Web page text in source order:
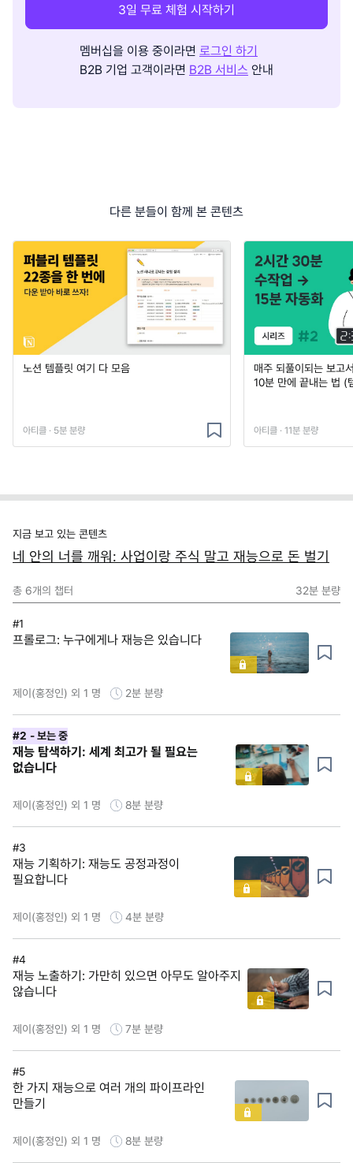
3일 무료 체험 시작하기
멤버십을 이용 중이라면 로그인 하기
B2B 기업 고객이라면 B2B 서비스 안내
다른 분들이 함께 본 콘텐츠
노션 템플릿 여기 다 모음
아티클 · 5분 분량
매주 되풀이되는 보고
10분 만에 끝내는 법 (
아티클 · 11분 분량
지금 보고 있는 콘텐츠
네 안의 너를 깨워: 사업이랑 주식 말고 재능으로 돈 벌기
총 6개의 챕터 32분 분량
#1
프롤로그: 누구에게나 재능은 있습니다
제이(홍정인) 외 1 명 2분 분량
#2 - 보는 중
재능 탐색하기: 세계 최고가 될 필요는
없습니다
제이(홍정인) 외 1 명 8분 분량
#3
재능 기획하기: 재능도 공정과정이
필요합니다
제이(홍정인) 외 1 명 4분 분량
#4
재능 노출하기: 가만히 있으면 아무도 알아주지
않습니다
제이(홍정인) 외 1 명 7분 분량
#5
한 가지 재능으로 여러 개의 파이프라인
만들기
제이(홍정인) 외 1 명 8분 분량